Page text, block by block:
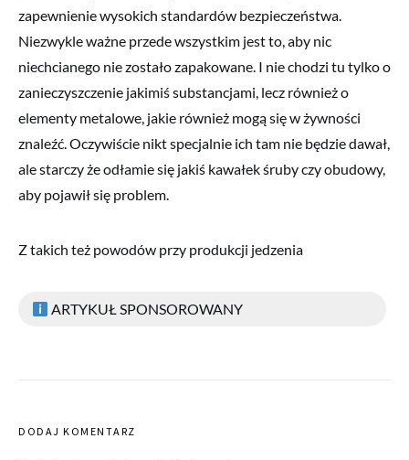
zapewnienie wysokich standardów bezpieczeństwa.
Niezwykle ważne przede wszystkim jest to, aby nic
niechcianego nie zostało zapakowane. I nie chodzi tu tylko o
zanieczyszczenie jakimiś substancjami, lecz również o
elementy metalowe, jakie również mogą się w żywności
znaleźć. Oczywiście nikt specjalnie ich tam nie będzie dawał,
ale starczy że odłamie się jakiś kawałek śruby czy obudowy,
aby pojawił się problem.
Z takich też powodów przy produkcji jedzenia
ARTYKUŁ SPONSOROWANY
DODAJ KOMENTARZ